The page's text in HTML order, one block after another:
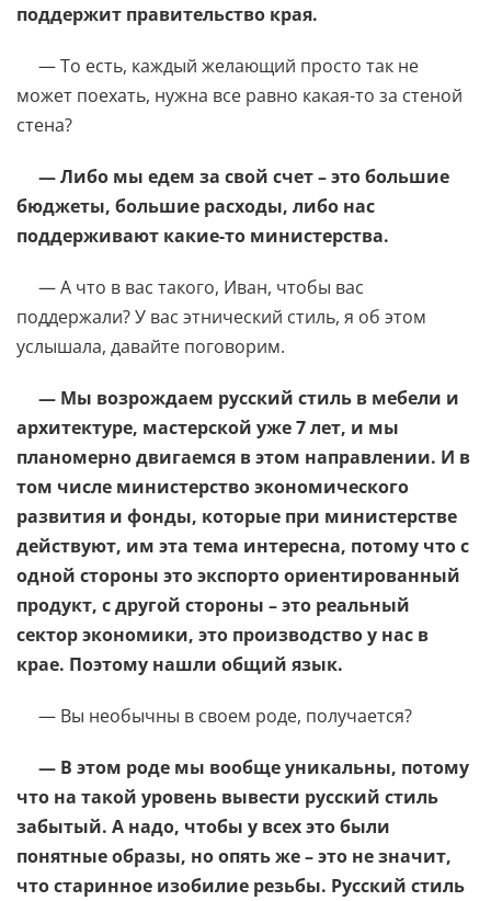
поддержит правительство края.
— То есть, каждый желающий просто так не
может поехать, нужна все равно какая-то за стеной
стена?
— Либо мы едем за свой счет – это большие
бюджеты, большие расходы, либо нас
поддерживают какие-то министерства.
— А что в вас такого, Иван, чтобы вас
поддержали? У вас этнический стиль, я об этом
услышала, давайте поговорим.
— Мы возрождаем русский стиль в мебели и
архитектуре, мастерской уже 7 лет, и мы
планомерно двигаемся в этом направлении. И в
том числе министерство экономического
развития и фонды, которые при министерстве
действуют, им эта тема интересна, потому что с
одной стороны это экспорто ориентированный
продукт, с другой стороны – это реальный
сектор экономики, это производство у нас в
крае. Поэтому нашли общий язык.
— Вы необычны в своем роде, получается?
— В этом роде мы вообще уникальны, потому
что на такой уровень вывести русский стиль
забытый. А надо, чтобы у всех это были
понятные образы, но опять же – это не значит,
что старинное изобилие резьбы. Русский стиль